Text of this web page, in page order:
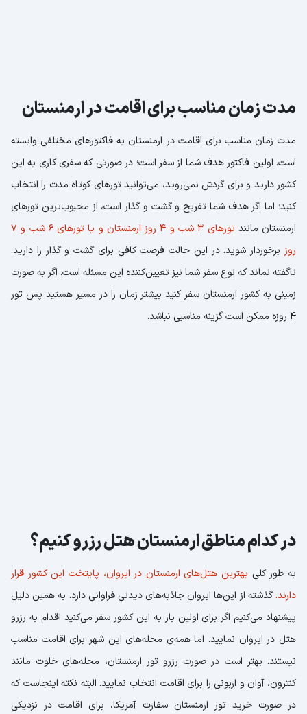
مدت زمان مناسب برای اقامت در ارمنستان
مدت زمان مناسب برای اقامت در ارمنستان به فاکتورهای مختلفی وابسته
است. اولین فاکتور هدف شما از سفر است؛ در صورتی که سفری کاری به این
کشور دارید و برای گردش نمی‌روید، می‌توانید تورهای کوتاه مدت را انتخاب
کنید؛ اما اگر هدف شما تفریح و گشت و گذار است، از محبوب‌ترین تورهای
ارمنستان مانند
تورهای 3 شب و 4 روز ارمنستان و یا تورهای 6 شب و 7
روز برخوردار شوید. در این حالت فرصت کافی برای گشت و گذار را دارید.
ناگفته نماند که نوع سفر شما نیز تعیین‌کننده این مسئله است. اگر به صورت
زمینی به کشور ارمنستان سفر کنید بیشتر زمان را در مسیر هستید پس تور
4 روزه ممکن است گزینه مناسبی نباشد.
در کدام مناطق ارمنستان هتل رزرو کنیم؟
به طور کلی بهترین هتل‌های ارمنستان در ایروان، پایتخت این کشور قرار
دارند.گذشته از این‌ها ایروان جاذبه‌های دیدنی فراوانی دارد. به همین دلیل
پیشنهاد می‌کنیم اگر برای اولین بار به این کشور سفر می‌کنید اقدام به رزرو
هتل در ایروان نمایید. اما همه‌ی محله‌های این شهر برای اقامت مناسب
نیستند. بهتر است در صورت رزرو تور ارمنستان، محله‌های خلوت مانند
کنترون، آوان و اربونی را برای اقامت انتخاب نمایید. البته نکته اینجاست که
در صورت خرید تور ارمنستان سفارت آمریکا، برای اقامت در نزدیکی